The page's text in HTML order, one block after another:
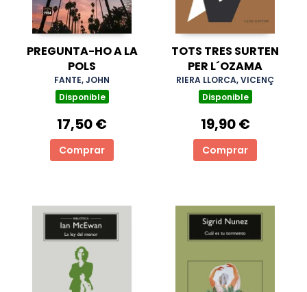
PREGUNTA-HO A LA
POLS
FANTE, JOHN
Disponible
17,50 €
Comprar
TOTS TRES SURTEN
PER L´OZAMA
RIERA LLORCA, VICENÇ
Disponible
19,90 €
Comprar